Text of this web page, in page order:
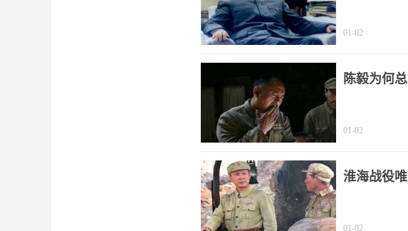
01-02
陈毅为何
01-02
淮海战役
01-02